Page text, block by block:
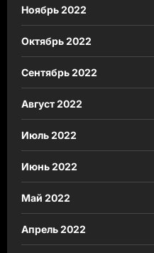
Ноябрь 2022
Октябрь 2022
Сентябрь 2022
Август 2022
Июль 2022
Июнь 2022
Май 2022
Апрель 2022